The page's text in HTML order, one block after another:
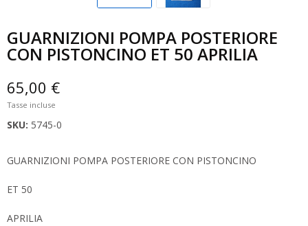
GUARNIZIONI POMPA POSTERIORE
CON PISTONCINO ET 50 APRILIA
65,00 €
Tasse incluse
SKU: 5745-0
GUARNIZIONI POMPA POSTERIORE CON PISTONCINO
ET 50
APRILIA